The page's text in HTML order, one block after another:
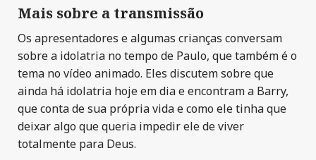
Mais sobre a transmissão
Os apresentadores e algumas crianças conversam
sobre a idolatria no tempo de Paulo, que também é o
tema no vídeo animado. Eles discutem sobre que
ainda há idolatria hoje em dia e encontram a Barry,
que conta de sua própria vida e como ele tinha que
deixar algo que queria impedir ele de viver
totalmente para Deus.